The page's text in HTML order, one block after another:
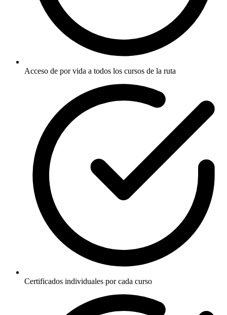
Acceso de por vida a todos los cursos de la ruta
Certificados individuales por cada curso